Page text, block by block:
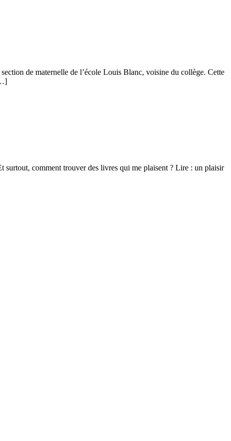
de maternelle de l’école Louis Blanc, voisine du collège. Cette
comment trouver des livres qui me plaisent ? Lire : un plaisir